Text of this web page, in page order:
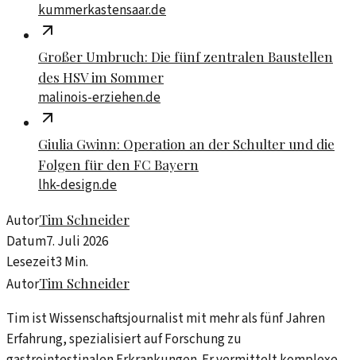
kummerkastensaar.de
Großer Umbruch: Die fünf zentralen Baustellen
des HSV im Sommer
malinois-erziehen.de
Giulia Gwinn: Operation an der Schulter und die
Folgen für den FC Bayern
lhk-design.de
AutorTim Schneider
Datum7. Juli 2026
Lesezeit3 Min.
AutorTim Schneider
Tim ist Wissenschaftsjournalist mit mehr als fünf Jahren
Erfahrung, spezialisiert auf Forschung zu